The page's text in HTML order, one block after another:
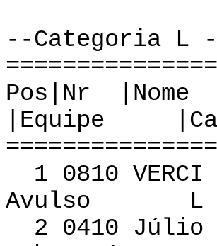
--Categoria L
|Equipe
1 0810
Avulso L
2 0410